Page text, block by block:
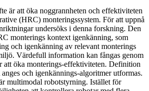
är att öka noggrannheten och effektiviteten
(HRC) monteringssystem. För att uppnå
undersöks i denna forskning. Den
monterings kontext igenkänning, som
och igenkänning av relevant monterings
Värdefull information kan fångas genom
att öka monterings-effektiviteten. Definition
och igenkännings-algoritmer utformas.
multimodal robotstyrning. Istället för